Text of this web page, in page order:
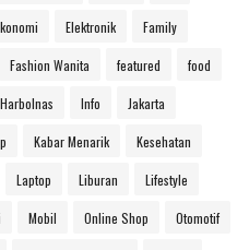
Elektronik Family
Fashion Wanita featured food
Harbolnas Info Jakarta
Kabar Menarik Kesehatan
Laptop Liburan Lifestyle
Mobil Online Shop Otomotif